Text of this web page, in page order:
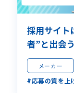
採用サイト
者”と出会
メーカー
応募の質を上